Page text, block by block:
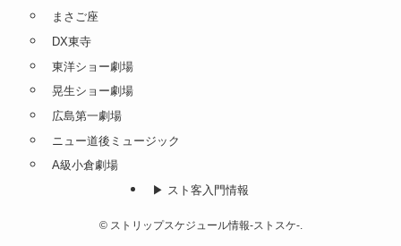
まさご座
DX東寺
東洋ショー劇場
晃生ショー劇場
広島第一劇場
ニュー道後ミュージック
A級小倉劇場
▶︎ スト客入門情報
©ストリップスケジュール情報-ストスケ-.